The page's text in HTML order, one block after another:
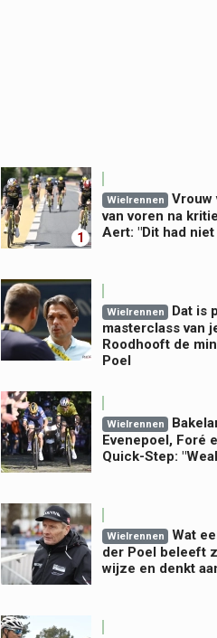
1
Wielrennen
Vrouw
van voren na
Aert: "Dit had
Wielrennen
Dat is
masterclass van
Roodhooft de
Poel
Wielrennen
Evenepoel, Foré
Quick-Step:
Wielrennen
Wat
der Poel beleeft
wijze en denkt